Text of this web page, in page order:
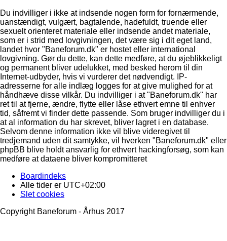
Du indvilliger i ikke at indsende nogen form for fornærmende,
uanstændigt, vulgært, bagtalende, hadefuldt, truende eller
sexuelt orienteret materiale eller indsende andet materiale,
som er i strid med lovgivningen, det være sig i dit eget land,
landet hvor "Baneforum.dk" er hostet eller international
lovgivning. Gør du dette, kan dette medføre, at du øjeblikkeligt
og permanent bliver udelukket, med besked herom til din
Internet-udbyder, hvis vi vurderer det nødvendigt. IP-
adresserne for alle indlæg logges for at give mulighed for at
håndhæve disse vilkår. Du indvilliger i at "Baneforum.dk" har
ret til at fjerne, ændre, flytte eller låse ethvert emne til enhver
tid, såfremt vi finder dette passende. Som bruger indvilliger du i
at al information du har skrevet, bliver lagret i en database.
Selvom denne information ikke vil blive videregivet til
tredjemand uden dit samtykke, vil hverken "Baneforum.dk" eller
phpBB blive holdt ansvarlig for ethvert hackingforsøg, som kan
medføre at dataene bliver kompromitteret
Boardindeks
Alle tider er UTC+02:00
Slet cookies
Copyright Baneforum - Århus 2017